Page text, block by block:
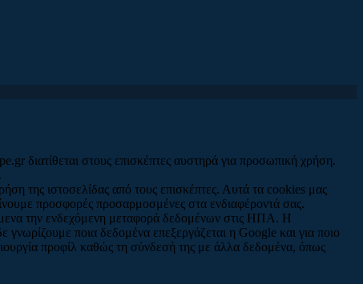
διατίθεται στους επισκέπτες αυστηρά για προσωπική χρήση.
της ιστοσελίδας από τους επισκέπτες. Αυτά τα cookies μας
προσφορές προσαρμοσμένες στα ενδιαφέροντά σας.
την ενδεχόμενη μεταφορά δεδομένων στις ΗΠΑ. Η
ποια δεδομένα επεξεργάζεται η Google και για ποιο
προφίλ καθώς τη σύνδεσή της με άλλα δεδομένα, όπως